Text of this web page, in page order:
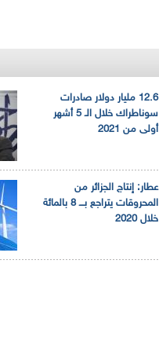
12.6 مليار دولار صادرات
سوناطراك خلال الـ 5 أشهر
أولى من 2021
عطار: إنتاج الجزائر من
المحروقات يتراجع بـــ 8 بالمائة
خلال 2020